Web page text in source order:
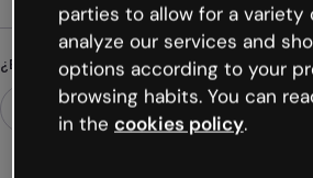
¿Buscas algo diferente?
parties to allow for a variety
analyze our services and
options according to your
browsing habits. You can
in the cookies policy.